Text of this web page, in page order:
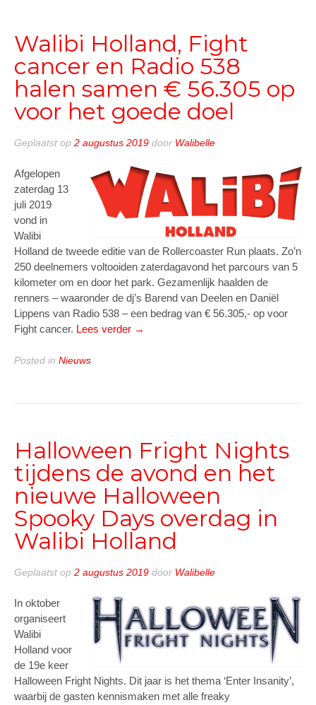
Walibi Holland, Fight
cancer en Radio 538
halen samen € 56.305 op
voor het goede doel
Geplaatst op 2 augustus 2019 door Walibelle
Afgelopen
zaterdag 13
juli 2019
vond in
Walibi
Holland de tweede editie van de Rollercoaster Run plaats. Zo’n
250 deelnemers voltooiden zaterdagavond het parcours van 5
kilometer om en door het park. Gezamenlijk haalden de
renners – waaronder de dj’s Barend van Deelen en Daniël
Lippens van Radio 538 – een bedrag van € 56.305,- op voor
Fight cancer. Lees verder “Walibi
samen
€
56.305
voor
het
goede
→
Posted in Nieuws
Halloween Fright Nights
tijdens de avond en het
nieuwe Halloween
Spooky Days overdag in
Walibi Holland
Geplaatst op 2 augustus 2019 door Walibelle
In oktober
organiseert
Walibi
Holland voor
de 19e keer
Halloween Fright Nights. Dit jaar is het thema ‘Enter Insanity’,
waarbij de gasten kennismaken met alle freaky